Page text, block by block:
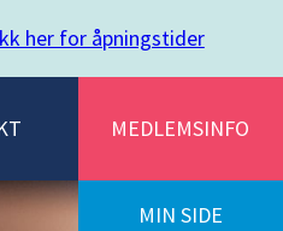
her for åpningstider
MEDLEMSINFO
MIN SIDE